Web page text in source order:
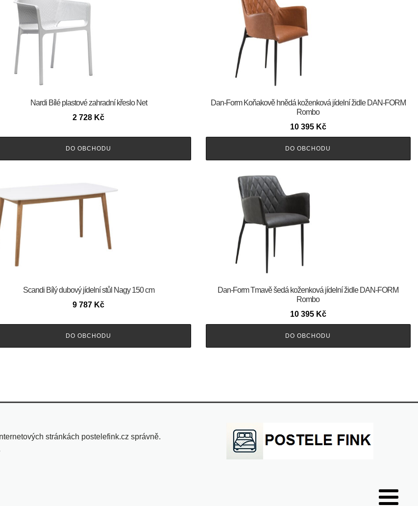
Nardi Bílé plastové zahradní křeslo Net
2 728 Kč
DO OBCHODU
​​​​​Dan-Form Koňakově hnědá koženková jídelní židle DAN-FORM
Rombo
10 395 Kč
DO OBCHODU
Scandi Bílý dubový jídelní stůl Nagy 150 cm
9 787 Kč
DO OBCHODU
​​​​​Dan-Form Tmavě šedá koženková jídelní židle DAN-FORM
Rombo
10 395 Kč
DO OBCHODU
stránkách postelefink.cz správně.